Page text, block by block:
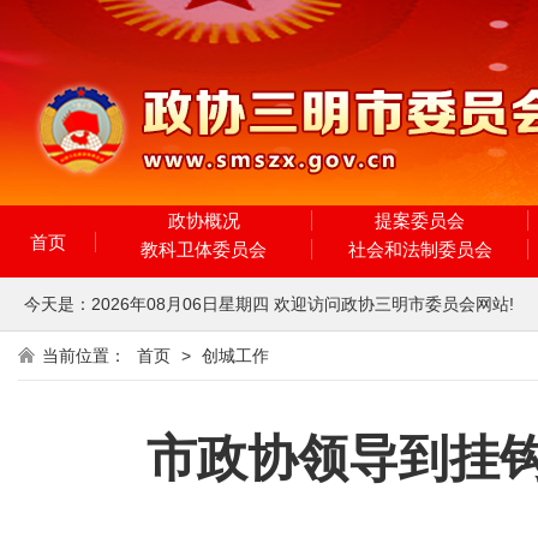
首页
政协概况
提案委员会
教科卫体委员会
社会和法制委员会
今天是： 2026年08月06日星期四 欢迎访问政协三明市委员会网站!
当前位置： 首页 > 创城工作
市政协领导到挂